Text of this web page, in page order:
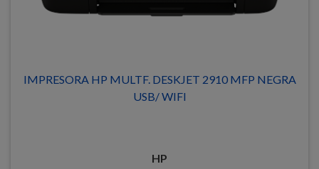
IMPRESORA HP MULTF. DESKJET 2910 MFP NEGRA
USB/ WIFI
HP